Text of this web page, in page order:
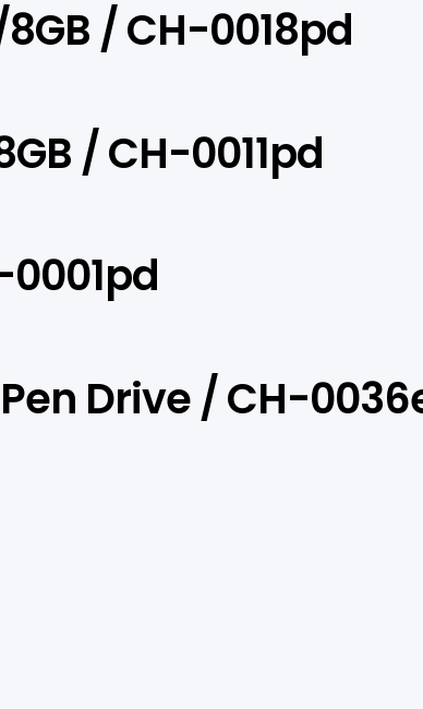
/ CH-0018pd
/ CH-0011pd
Drive / CH-